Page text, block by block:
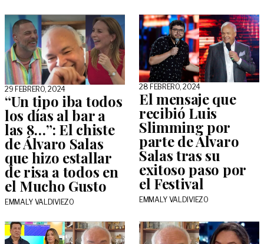
29 FEBRERO, 2024
“Un tipo iba todos
los días al bar a
las 8…”: El chiste
de Álvaro Salas
que hizo estallar
de risa a todos en
el Mucho Gusto
EMMALY VALDIVIEZO
28 FEBRERO, 2024
El mensaje que
recibió Luis
Slimming por
parte de Álvaro
Salas tras su
exitoso paso por
el Festival
EMMALY VALDIVIEZO